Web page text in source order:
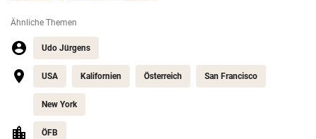
Ähnliche Themen
Udo Jürgens
USA Kalifornien Österreich San Francisco
New York
ÖFB